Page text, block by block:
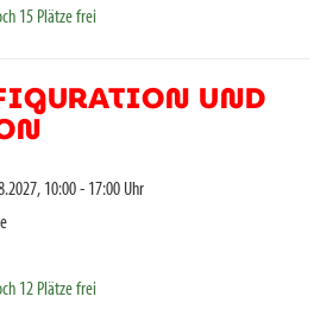
15 Plätze frei
UND
10:00 - 17:00 Uhr
12 Plätze frei